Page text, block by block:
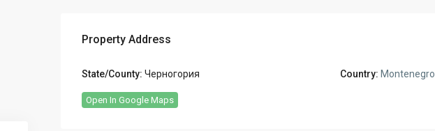
Property Address
State/County: Черногория Country: Montenegro
Open In Google Maps